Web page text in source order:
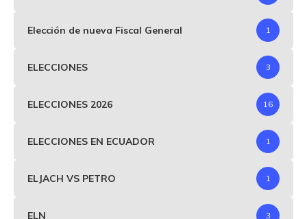
Elección de nueva Fiscal General 1
ELECCIONES 3
ELECCIONES 2026 16
ELECCIONES EN ECUADOR 1
ELJACH VS PETRO 1
ELN 3